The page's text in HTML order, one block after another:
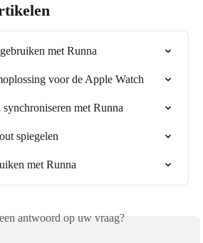
met Runna
voor de Apple Watch
met Runna
spiegelen
met Runna
antwoord op uw vraag?